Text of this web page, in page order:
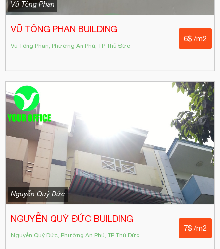
Vũ Tông Phan
VŨ TÔNG PHAN BUILDING
Vũ Tông Phan, Phường An Phú, TP Thủ Đức
6$ /m2
Nguyễn Quý Đức
NGUYỄN QUÝ ĐỨC BUILDING
Nguyễn Quý Đức, Phường An Phú, TP Thủ Đức
7$ /m2